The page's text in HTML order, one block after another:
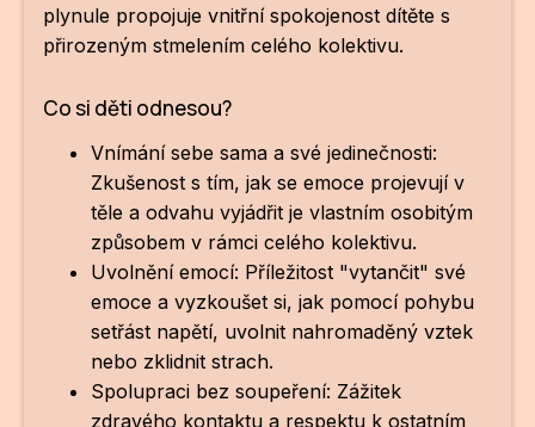
plynule propojuje vnitřní spokojenost dítěte s
přirozeným stmelením celého kolektivu.
Co si děti odnesou?
Vnímání sebe sama a své jedinečnosti:
Zkušenost s tím, jak se emoce projevují v
těle a odvahu vyjádřit je vlastním osobitým
způsobem v rámci celého kolektivu.
Uvolnění emocí: Příležitost "vytančit" své
emoce a vyzkoušet si, jak pomocí pohybu
setřást napětí, uvolnit nahromaděný vztek
nebo zklidnit strach.
Spolupraci bez soupeření: Zážitek
zdravého kontaktu a respektu k ostatním